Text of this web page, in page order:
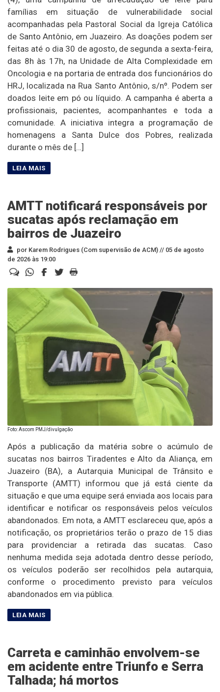
famílias em situação de vulnerabilidade social
acompanhadas pela Pastoral Social da Igreja Católica
de Santo Antônio, em Juazeiro. As doações podem ser
feitas até o dia 30 de agosto, de segunda a sexta-feira,
das 8h às 17h, na Unidade de Alta Complexidade em
Oncologia e na portaria de entrada dos funcionários do
HRJ, localizada na Rua Santo Antônio, s/nº. Podem ser
doados leite em pó ou líquido. A campanha é aberta a
profissionais, pacientes, acompanhantes e toda a
comunidade. A iniciativa integra a programação de
homenagens a Santa Dulce dos Pobres, realizada
durante o mês de […]
AMTT notificará responsáveis por
sucatas após reclamação em
bairros de Juazeiro
por Karem Rodrigues (Com supervisão de ACM) // 05 de agosto
de 2026 às 19:00
Foto: Ascom PMJ/divulgação
Após a publicação da matéria sobre o acúmulo de
sucatas nos bairros Tiradentes e Alto da Aliança, em
Juazeiro (BA), a Autarquia Municipal de Trânsito e
Transporte (AMTT) informou que já está ciente da
situação e que uma equipe será enviada aos locais para
identificar e notificar os responsáveis pelos veículos
abandonados. Em nota, a AMTT esclareceu que, após a
notificação, os proprietários terão o prazo de 15 dias
para providenciar a retirada das sucatas. Caso
nenhuma medida seja adotada dentro desse período,
os veículos poderão ser recolhidos pela autarquia,
conforme o procedimento previsto para veículos
abandonados em via pública.
Carreta e caminhão envolvem-se
em acidente entre Triunfo e Serra
Talhada; há mortos